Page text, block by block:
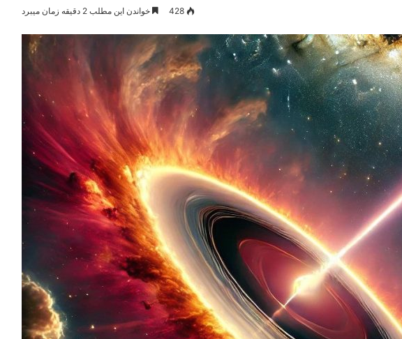
428 خواندن این مطلب 2 دقیقه زمان میبرد